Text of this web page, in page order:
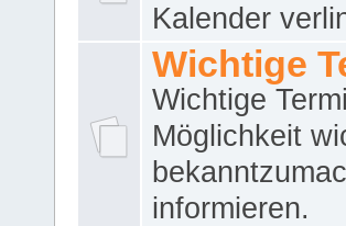
Kalender
Wichtige
Wichtige
Möglichkeit
informieren.